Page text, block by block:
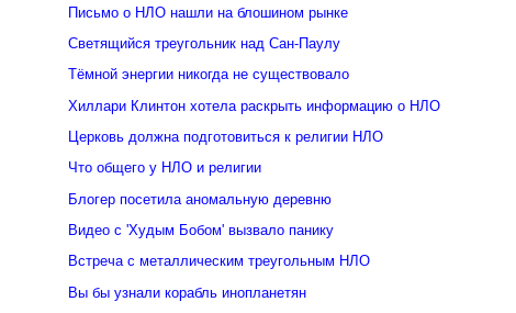
Письмо о НЛО нашли на блошином рынке
Светящийся треугольник над Сан-Паулу
Тёмной энергии никогда не существовало
Хиллари Клинтон хотела раскрыть информацию о НЛО
Церковь должна подготовиться к религии НЛО
Что общего у НЛО и религии
Блогер посетила аномальную деревню
Видео с 'Худым Бобом' вызвало панику
Встреча с металлическим треугольным НЛО
Вы бы узнали корабль инопланетян